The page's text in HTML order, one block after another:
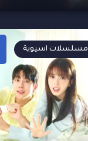
مسلسلات اسيوية